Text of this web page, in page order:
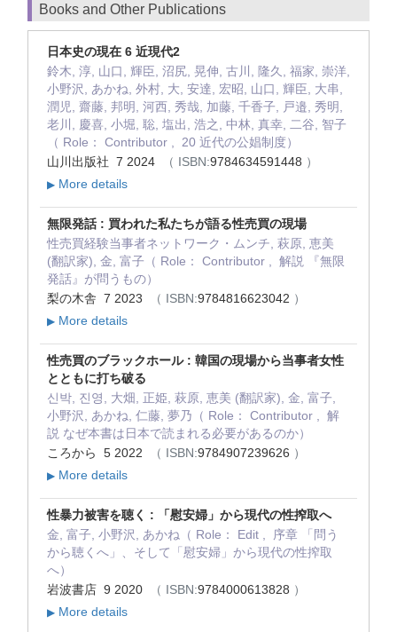
Books and Other Publications
日本史の現在 6 近現代2
鈴木, 淳, 山口, 輝臣, 沼尻, 晃伸, 古川, 隆久, 福家, 崇洋,
小野沢, あかね, 外村, 大, 安達, 宏昭, 山口, 輝臣, 大串,
潤児, 齋藤, 邦明, 河西, 秀哉, 加藤, 千香子, 戸邉, 秀明,
老川, 慶喜, 小堀, 聡, 塩出, 浩之, 中林, 真幸, 二谷, 智子
（ Role： Contributor , 20 近代の公娼制度）
山川出版社 7 2024
（ ISBN:9784634591448 ）
▶ More details
無限発話 : 買われた私たちが語る性売買の現場
性売買経験当事者ネットワーク・ムンチ, 萩原, 恵美
(翻訳家), 金, 富子（ Role： Contributor , 解説 『無限
発話』が問うもの）
梨の木舎 7 2023
（ ISBN:9784816623042 ）
▶ More details
性売買のブラックホール : 韓国の現場から当事者女性
とともに打ち破る
신박, 진영, 大畑, 正姫, 萩原, 恵美 (翻訳家), 金, 富子,
小野沢, あかね, 仁藤, 夢乃（ Role： Contributor , 解
説 なぜ本書は日本で読まれる必要があるのか）
ころから 5 2022
（ ISBN:9784907239626 ）
▶ More details
性暴力被害を聴く : 「慰安婦」から現代の性搾取へ
金, 富子, 小野沢, あかね（ Role： Edit , 序章 「問う
から聴くへ」、そして「慰安婦」から現代の性搾取
へ）
岩波書店 9 2020
（ ISBN:9784000613828 ）
▶ More details